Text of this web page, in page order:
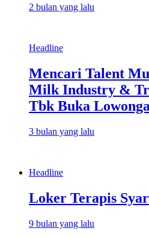
2 bulan yang lalu
Headline
Mencari Talent
Milk Industry &
Tbk Buka
3 bulan yang lalu
Headline
Loker Terapis
9 bulan yang lalu